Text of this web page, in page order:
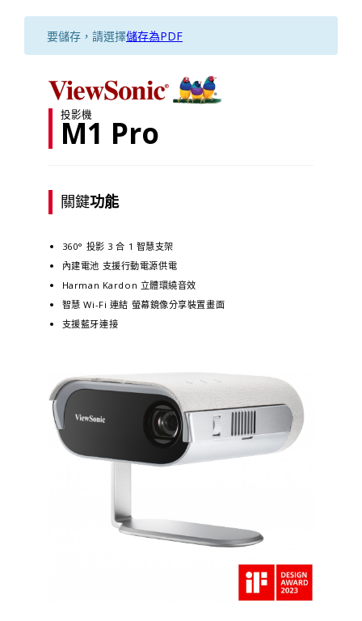
要儲存，請選擇儲存為PDF
投影機
M1 Pro
關鍵功能
360° 投影 3 合 1 智慧支架
內建電池 支援行動電源供電
Harman Kardon 立體環繞音效
智慧 Wi-Fi 連結 螢幕鏡像分享裝置畫面
支援藍牙連接